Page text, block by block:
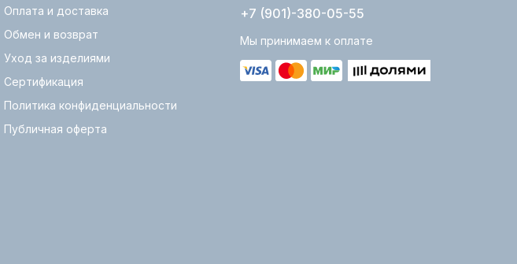
Оплата и доставка
Обмен и возврат
Уход за изделиями
Сертификация
Мы принимаем к оплате
+7 (901)-380-05-55
Политика конфиденциальности
Публичная оферта